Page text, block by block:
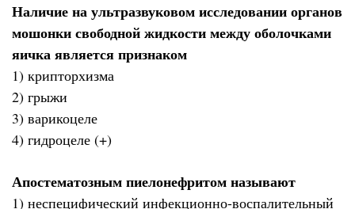
Наличие на ультразвуковом исследовании органов
мошонки свободной жидкости между оболочками
яичка является признаком
1) крипторхизма
2) грыжи
3) варикоцеле
4) гидроцеле (+)
Апостематозным пиелонефритом называют
1) неспецифический инфекционно-воспалительный